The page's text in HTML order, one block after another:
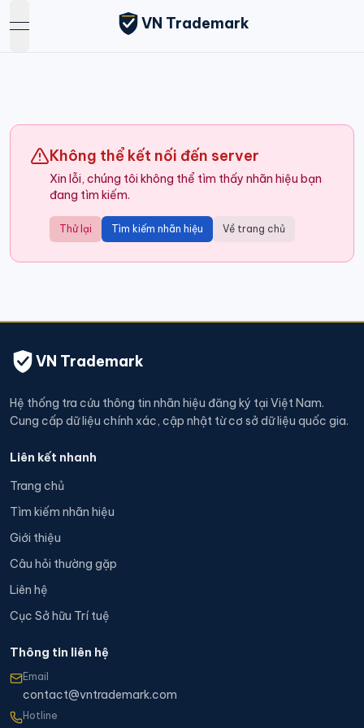
open navigation menu
VN Trademark
Không thể kết nối đến server
Xin lỗi, chúng tôi không thể tìm thấy nhãn hiệu bạn
đang tìm kiếm.
Thử lại Tìm kiếm nhãn hiệu Về trang chủ
VN Trademark
Hệ thống tra cứu thông tin nhãn hiệu đăng ký tại Việt Nam.
Cung cấp dữ liệu chính xác, cập nhật từ cơ sở dữ liệu quốc gia.
Liên kết nhanh
Trang chủ
Tìm kiếm nhãn hiệu
Giới thiệu
Câu hỏi thường gặp
Liên hệ
Cục Sở hữu Trí tuệ
Thông tin liên hệ
Email
contact@vntrademark.com
Hotline